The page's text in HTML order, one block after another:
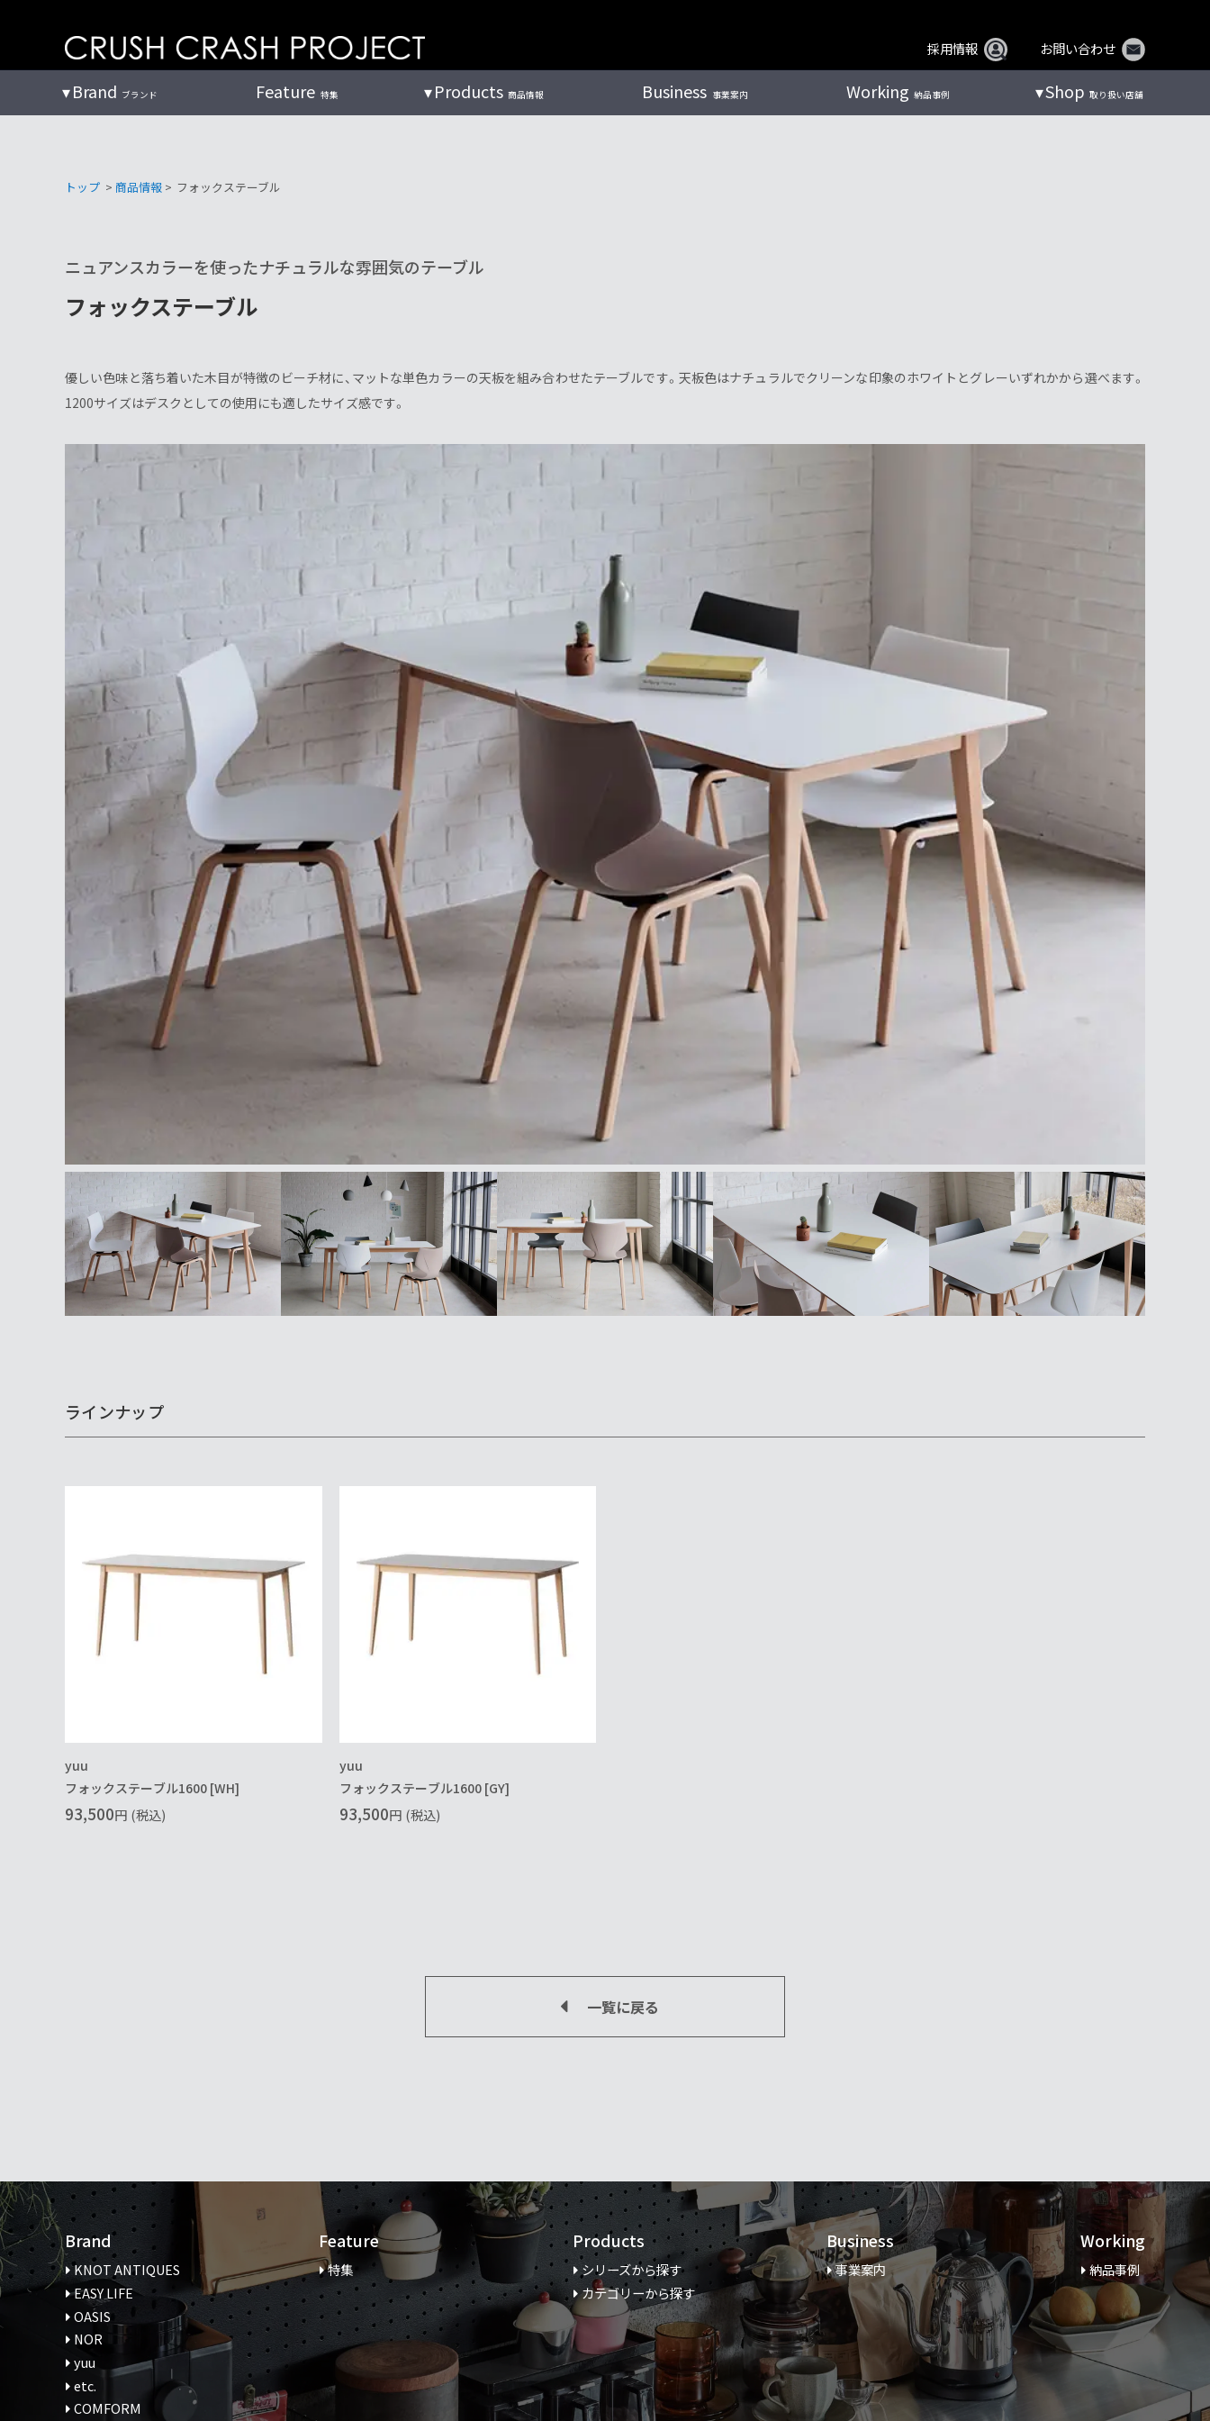
ツ
採用情報 お問い合わせ
Brand ブランド Feature 特集 Products 商品情報 Business 事業案内 Working 納品事例 Shop 取り扱い店舗
トップ > 商品情報> フォックステーブル
ニュアンスカラーを使ったナチュラルな雰囲気のテーブル
フォックステーブル
優しい色味と落ち着いた木目が特徴のビーチ材に、マットな単色カラーの天板を組み合わせたテーブルです。天板色はナチュラルでクリーンな印象のホワイトとグレーいずれかから選べます。
1200サイズはデスクとしての使用にも適したサイズ感です。
ラインナップ
yuu
フォックステーブル1600 [WH]
93,500円 (税込)
yuu
フォックステーブル1600 [GY]
93,500円 (税込)
一覧に戻る
Brand
KNOT ANTIQUES
EASY LIFE
OASIS
NOR
yuu
etc.
COMFORM
Feature
特集
Products
シリーズから探す
カテゴリーから探す
Business
事業案内
Working
納品事例